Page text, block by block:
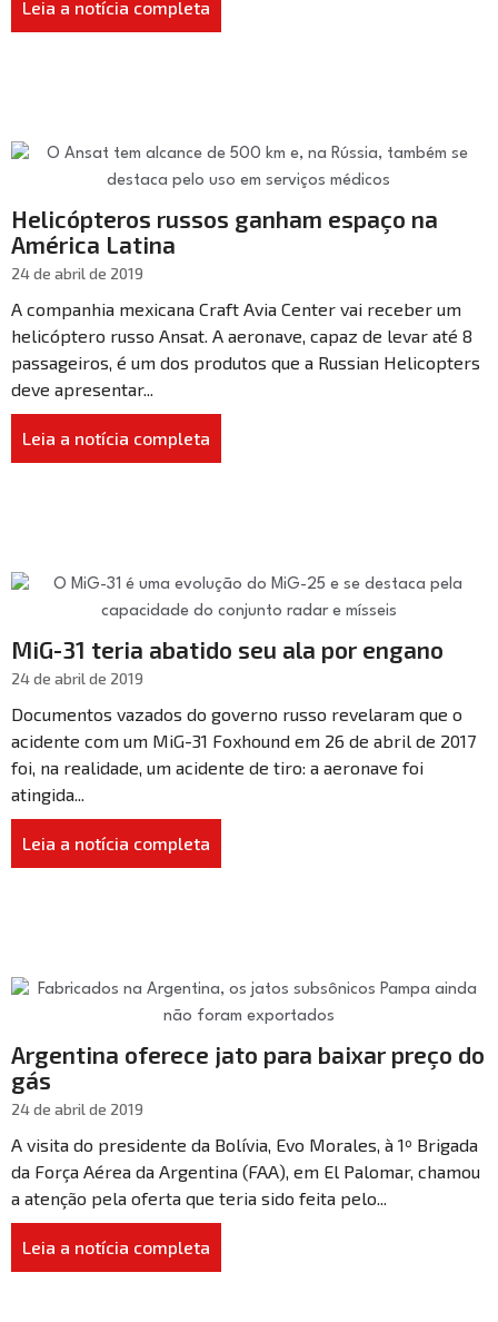
Leia a notícia completa
Helicópteros russos ganham espaço na
América Latina
24 de abril de 2019
A companhia mexicana Craft Avia Center vai receber um
helicóptero russo Ansat. A aeronave, capaz de levar até 8
passageiros, é um dos produtos que a Russian Helicopters
deve apresentar...
Leia a notícia completa
MiG-31 teria abatido seu ala por engano
24 de abril de 2019
Documentos vazados do governo russo revelaram que o
acidente com um MiG-31 Foxhound em 26 de abril de 2017
foi, na realidade, um acidente de tiro: a aeronave foi
atingida...
Leia a notícia completa
Argentina oferece jato para baixar preço do
gás
24 de abril de 2019
A visita do presidente da Bolívia, Evo Morales, à 1º Brigada
da Força Aérea da Argentina (FAA), em El Palomar, chamou
a atenção pela oferta que teria sido feita pelo...
Leia a notícia completa